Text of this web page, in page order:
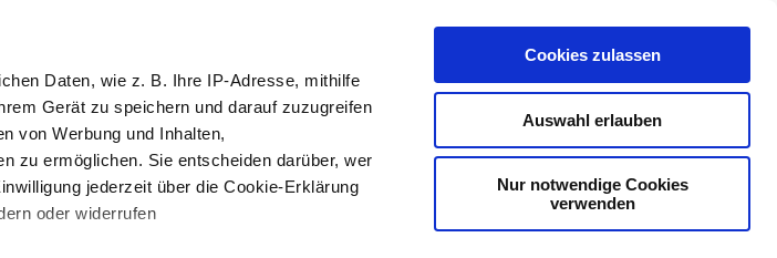
Daten, wie z. B. Ihre IP-Adresse, mithilfe
Gerät zu speichern und darauf zuzugreifen
von Werbung und Inhalten,
zu ermöglichen. Sie entscheiden darüber, wer
jederzeit über die Cookie-Erklärung
oder widerrufen
Cookies zulassen
Auswahl erlauben
Nur notwendige Cookies
verwenden
teachSam-
-Deutsch
Geschichte
Politik-